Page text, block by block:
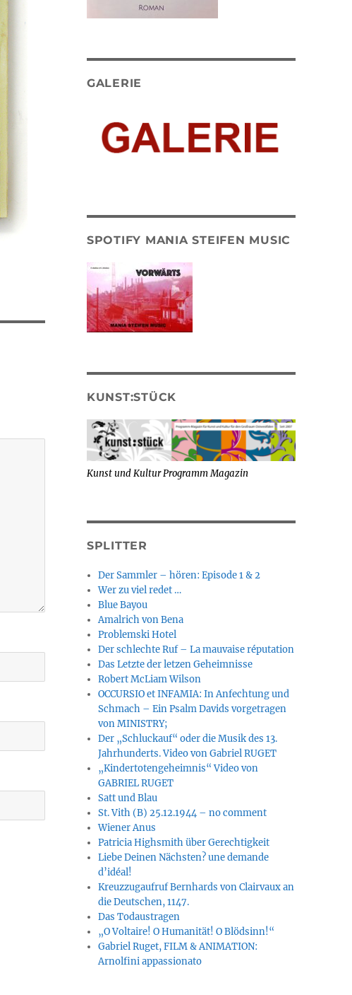
GALERIE
SPOTIFY MANIA STEIFEN MUSIC
KUNST:STÜCK
Kunst und Kultur Programm Magazin
SPLITTER
Der Sammler – hören: Episode 1 & 2
Wer zu viel redet …
Blue Bayou
Amalrich von Bena
Problemski Hotel
Der schlechte Ruf – La mauvaise réputation
Das Letzte der letzen Geheimnisse
Robert McLiam Wilson
OCCURSIO et INFAMIA: In Anfechtung und
Schmach – Ein Psalm Davids vorgetragen
von MINISTRY;
Der „Schluckauf“ oder die Musik des 13.
Jahrhunderts. Video von Gabriel RUGET
„Kindertotengeheimnis“ Video von
GABRIEL RUGET
Satt und Blau
St. Vith (B) 25.12.1944 – no comment
Wiener Anus
Patricia Highsmith über Gerechtigkeit
Liebe Deinen Nächsten? une demande
d’idéal!
Kreuzzugaufruf Bernhards von Clairvaux an
die Deutschen, 1147.
Das Todaustragen
„O Voltaire! O Humanität! O Blödsinn!“
Gabriel Ruget, FILM & ANIMATION:
Arnolfini appassionato